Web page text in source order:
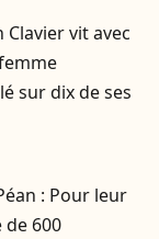
Clavier vit avec
sur dix de ses
: Pour leur
de 600